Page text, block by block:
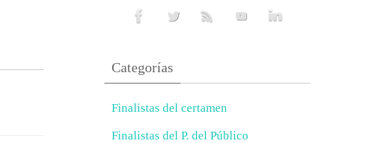
Categorías
Finalistas del certamen
Finalistas del P. del Público